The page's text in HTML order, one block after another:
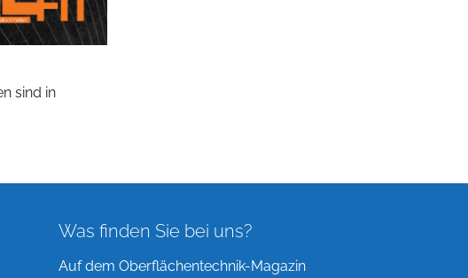
sind in
Was finden Sie bei uns?
Auf dem Oberflächentechnik-Magazin